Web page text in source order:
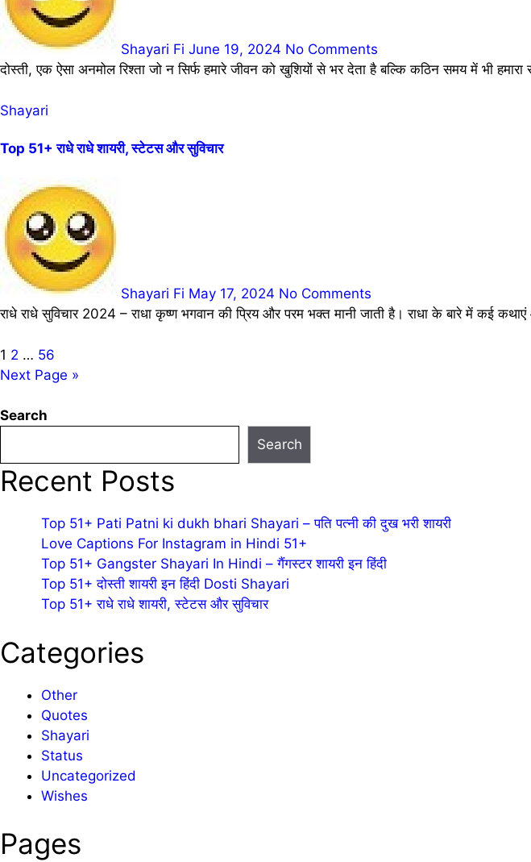
Shayari Fi June 19, 2024 No Comments
दोस्ती, एक ऐसा अनमोल रिश्ता जो न सिर्फ हमारे जीवन को खुशियों से भर देता है बल्कि कठिन समय में भी
Shayari
Top 51+ राधे राधे शायरी, स्टेटस और सुविचार
Shayari Fi May 17, 2024 No Comments
राधे राधे सुविचार 2024 – राधा कृष्ण भगवान की प्रिय और परम भक्त मानी जाती है। राधा के बारे में कई
Posts
pagination
1 2 … 56
Next Page »
Search
Search
Recent Posts
Top 51+ Pati Patni ki dukh bhari Shayari – पति पत्नी की दुख भरी शायरी
Love Captions For Instagram in Hindi 51+
Top 51+ Gangster Shayari In Hindi – गैंगस्टर शायरी इन हिंदी
Top 51+ दोस्ती शायरी इन हिंदी Dosti Shayari
Top 51+ राधे राधे शायरी, स्टेटस और सुविचार
Categories
Other
Quotes
Shayari
Status
Uncategorized
Wishes
Pages